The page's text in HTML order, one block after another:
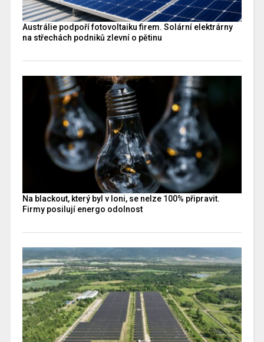
Austrálie podpoří fotovoltaiku firem. Solární elektrárny
na střechách podniků zlevní o pětinu
Na blackout, který byl v loni, se nelze 100% připravit.
Firmy posilují energo odolnost